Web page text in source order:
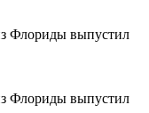
Флориды выпустил
Флориды выпустил